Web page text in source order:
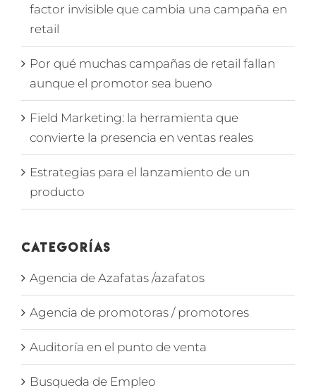
factor invisible que cambia una campaña en
retail
Por qué muchas campañas de retail fallan
aunque el promotor sea bueno
Field Marketing: la herramienta que
convierte la presencia en ventas reales
Estrategias para el lanzamiento de un
producto
Categorías
Agencia de Azafatas /azafatos
Agencia de promotoras / promotores
Auditoría en el punto de venta
Busqueda de Empleo